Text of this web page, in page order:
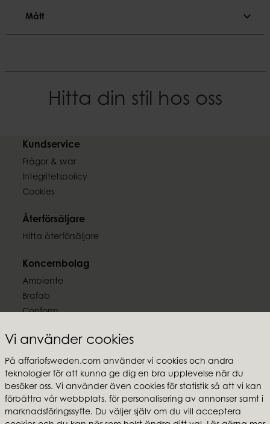
Vi använder cookies
På affariofsweden.com använder vi cookies och andra
teknologier för att kunna ge dig en bra upplevelse när du
besöker oss. Vi använder även cookies för statistik så att vi kan
förbättra vår webbplats, för personalisering av annonser samt i
marknadsföringssyfte. Du väljer själv om du vill acceptera
Färgnyans
Svart
EAN-kod
Mått expand_more
Vikt
0,60
Hitta din stil hos oss
Kundservice
Frågor & svar
Integritetspolicy
Cookies
Återförsäljare
Hitta återförsäljare
Koncernbolag
Ambiente
Brafab
Conform
MTI
Följ oss